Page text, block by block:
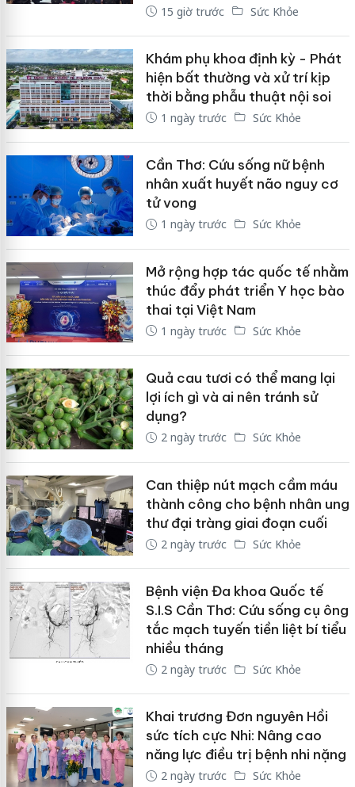
15 giờ trước Sức Khỏe
Khám phụ khoa định kỳ - Phát
hiện bất thường và xử trí kịp
thời bằng phẫu thuật nội soi
1 ngày trước Sức Khỏe
Cần Thơ: Cứu sống nữ bệnh
nhân xuất huyết não nguy cơ
tử vong
1 ngày trước Sức Khỏe
Mở rộng hợp tác quốc tế nhằm
thúc đẩy phát triển Y học bào
thai tại Việt Nam
1 ngày trước Sức Khỏe
Quả cau tươi có thể mang lại
lợi ích gì và ai nên tránh sử
dụng?
2 ngày trước Sức Khỏe
Can thiệp nút mạch cầm máu
thành công cho bệnh nhân ung
thư đại tràng giai đoạn cuối
2 ngày trước Sức Khỏe
Bệnh viện Đa khoa Quốc tế
S.I.S Cần Thơ: Cứu sống cụ ông
tắc mạch tuyến tiền liệt bí tiểu
nhiều tháng
2 ngày trước Sức Khỏe
Khai trương Đơn nguyên Hồi
sức tích cực Nhi: Nâng cao
năng lực điều trị bệnh nhi nặng
2 ngày trước Sức Khỏe